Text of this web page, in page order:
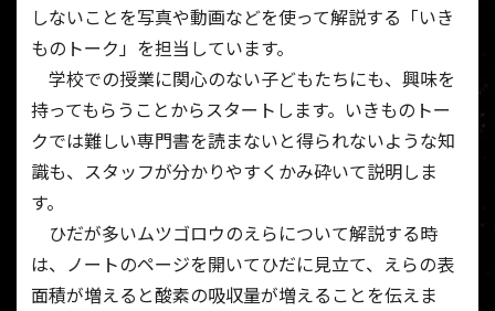
しないことを写真や動画などを使って解説する「いき
ものトーク」を担当しています。
学校での授業に関心のない子どもたちにも、興味を
持ってもらうことからスタートします。いきものトー
クでは難しい専門書を読まないと得られないような知
識も、スタッフが分かりやすくかみ砕いて説明しま
す。
ひだが多いムツゴロウのえらについて解説する時
は、ノートのページを開いてひだに見立て、えらの表
面積が増えると酸素の吸収量が増えることを伝えま